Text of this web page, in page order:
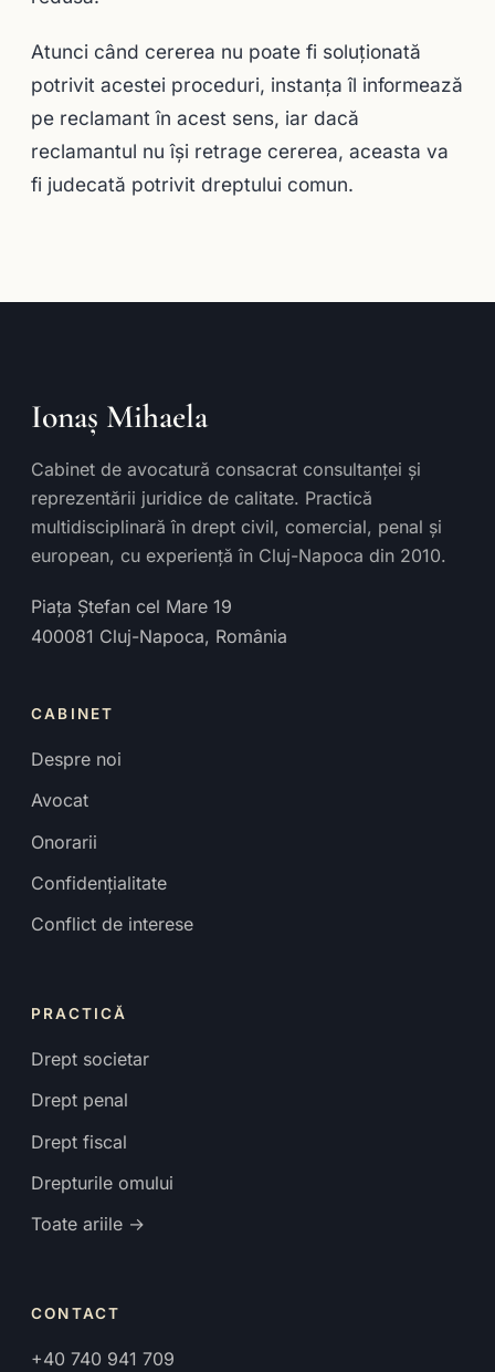
Atunci când cererea nu poate fi soluţionată
potrivit acestei proceduri, instanţa îl informează
pe reclamant în acest sens, iar dacă
reclamantul nu îşi retrage cererea, aceasta va
fi judecată potrivit dreptului comun.
Ionaș Mihaela
Cabinet de avocatură consacrat consultanței și
reprezentării juridice de calitate. Practică
multidisciplinară în drept civil, comercial, penal și
european, cu experiență în Cluj-Napoca din 2010.
Piața Ștefan cel Mare 19
400081 Cluj-Napoca, România
CABINET
Despre noi
Avocat
Onorarii
Confidențialitate
Conflict de interese
PRACTICĂ
Drept societar
Drept penal
Drept fiscal
Drepturile omului
Toate ariile →
CONTACT
+40 740 941 709